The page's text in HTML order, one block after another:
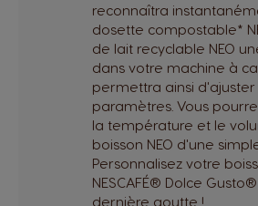
reconnaîtra
dosette compostable*
de lait recyclable NEO
dans votre machine à
permettra ainsi d'ajuster
paramètres. Vous
la température et le
boisson NEO d'une
Personnalisez votre
NESCAFÉ® Dolce
dernière goutte !